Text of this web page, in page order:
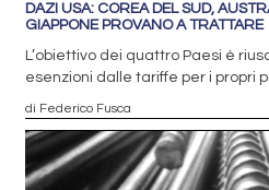
DAZI USA: COREA DEL SUD,
GIAPPONE PROVANO A TRATTARE
L’obiettivo dei quattro Paesi è
esenzioni dalle tariffe per i propri
di Federico Fusca